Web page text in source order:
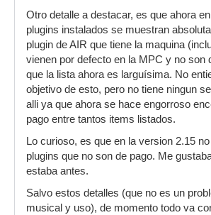
Otro detalle a destacar, es que ahora
plugins instalados se muestran
plugin de AIR que tiene la maquina
vienen por defecto en la MPC y no son
que la lista ahora es larguísima. No
objetivo de esto, pero no tiene ningun
alli ya que ahora se hace engorroso
pago entre tantos items listados.
Lo curioso, es que en la version 2.15
plugins que no son de pago. Me
estaba antes.
Salvo estos detalles (que no es un
musical y uso), de momento todo va